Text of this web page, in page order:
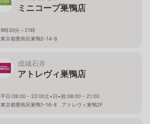
ミニコープ巣鴨店
9時30分～21時
東京都豊島区巣鴨5-14-8
成城石井
アトレヴィ巣鴨店
平日:08:00 - 22:00土•日•祝:08:00 - 21:00
東京都豊島区巣鴨1-16-8 アトレヴィ巣鴨2F